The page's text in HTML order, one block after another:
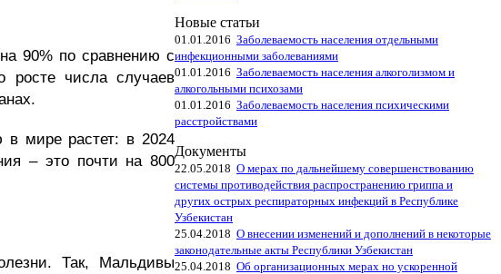
90% по сравнению с
росте числа случаев
в мире растет: в 2024
– это почти на 800
Так,
Мальдивы
Новые статьи
01.01.2016 Заболеваемость населения отдельными
инфекционными заболеваниями
01.01.2016 Заболеваемость населения алкоголизмом и
алкогольными психозами
01.01.2016 Заболеваемость населения психическими
расстройствами
Документы
22.05.2018 О мерах по дальнейшему совершенствованию
системы противодействия распространению гриппа и
других острых респираторных инфекций в Республике
Узбекистан
25.04.2018 О внесении изменений и дополнений в некоторые
законодательные акты Республики Узбекистан
25.04.2018 Об организационных мерах но ускоренной